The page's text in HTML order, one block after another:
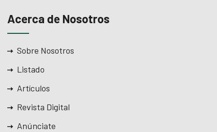
Acerca de Nosotros
Sobre Nosotros
Listado
Artículos
Revista Digital
Anúnciate